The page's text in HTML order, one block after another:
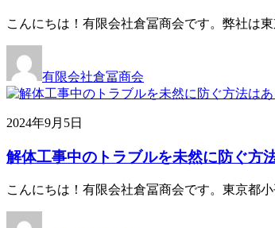
こんにちは！有限会社倉冨商会です。弊社は
有限会社倉冨商会
2024年9月5日
解体工事中のトラブルを未然に防ぐ方
こんにちは！有限会社倉冨商会です。東京都